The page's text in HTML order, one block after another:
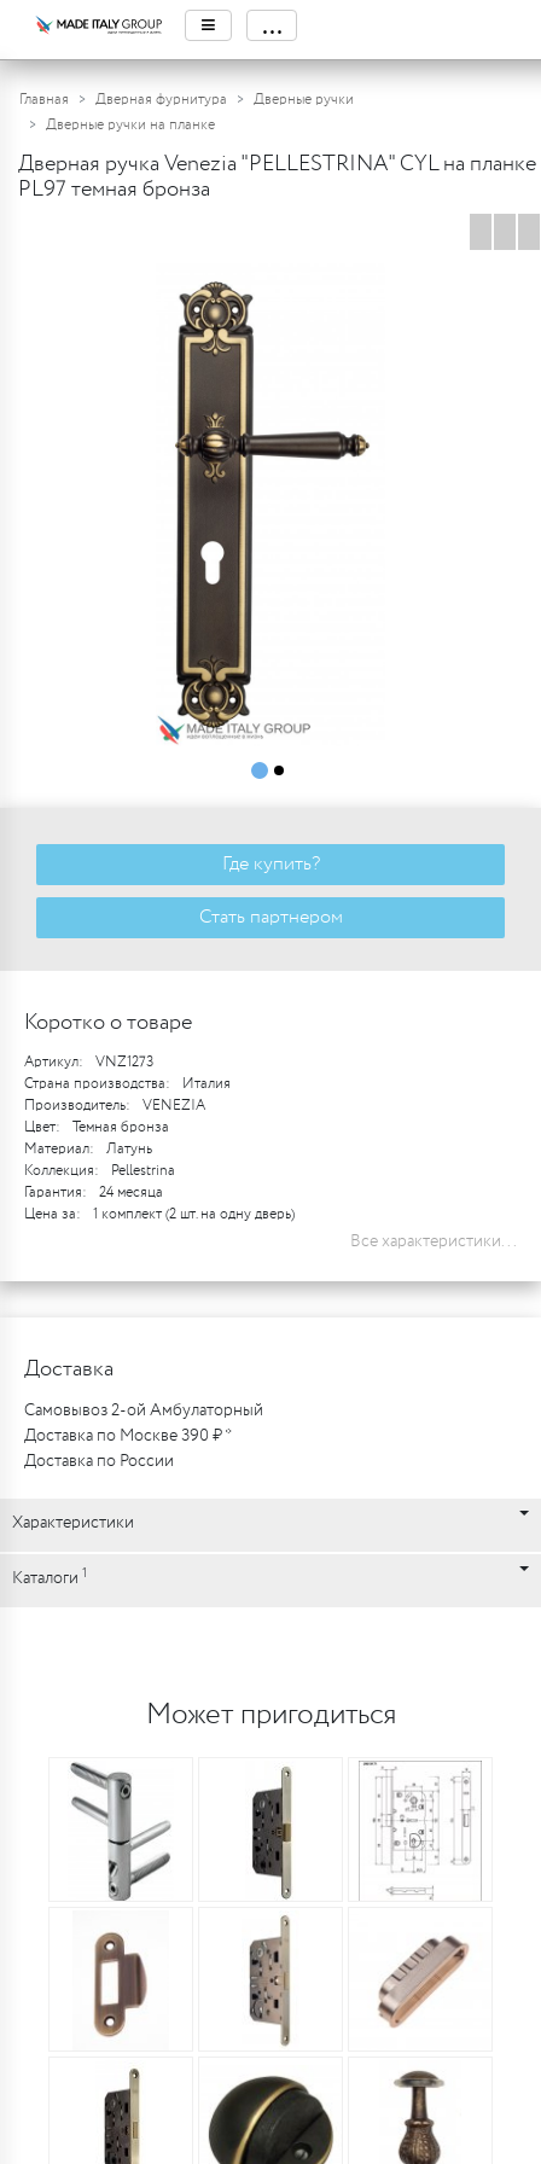
≡ ...
Главная Дверная фурнитура
Дверные ручки
Дверные ручки на планке
Дверная ручка Venezia "PELLESTRINA" CYL на планке
PL97 темная бронза
Где купить?
Стать партнером
Коротко о товаре
Артикул:
VNZ1273
Страна производства:
Италия
Производитель:
VENEZIA
Цвет:
Темная бронза
Материал:
Латунь
Коллекция:
Pellestrina
Гарантия:
24 месяца
Цена за:
1 комплект (2 шт. на одну дверь)
Все характеристики...
Доставка
Самовывоз 2-ой Амбулаторный
Доставка по Москве 390 ₽ *
Доставка по России
Характеристики
Каталоги 1
Может пригодиться